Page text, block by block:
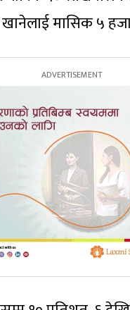
मासिक ५